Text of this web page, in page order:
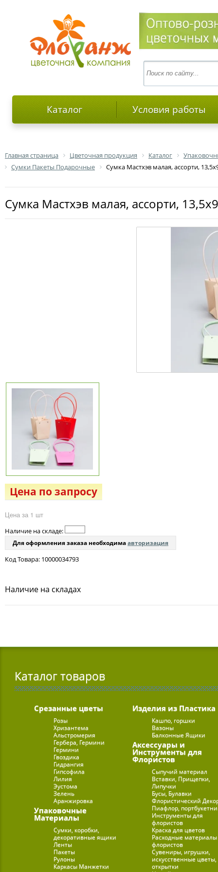
Каталог Условия работы
Главная страница Цветочная продукция Каталог
Сумки Пакеты Подарочные
Сумка Мастхэв малая, ассорти,
Сумка Мастхэв малая, ассорти,
Цена по запросу
Цена за 1 шт
Наличие на складе:
Для оформления заказа необходимаавторизация
Код Товара: 10000034793
Наличие на складах
Каталог товаров
Срезанные цветы
Розы
Хризантема
Альстромерия
Гербера, Гермини
Гермини
Гвоздика
Гидрангия
Гипсофила
Лилия
Эустома
Зелень
Аранжировка
Упаковочные
Материалы
Сумки, коробки,
декоративные ящики
Ленты
Пакеты
Рулоны
Каркасы Манжетки
Изделия из Пластика
Кашпо, горшки
Вазоны
Балконные Ящики
Аксессуары и
Инструменты для
Флористов
Сыпучий материал
Вставки, Прищепки,
Липучки
Бусы, Булавки
Флористический
Пиафлор,
Инструменты для
флористов
Краска для цветов
Расходные
флористов
Сувениры, игрушки,
искусственные цветы,
открытки